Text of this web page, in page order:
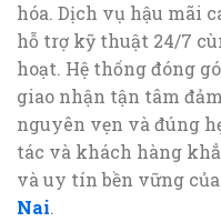
hóa. Dịch vụ hậu mãi
hỗ trợ kỹ thuật 24/7
hoạt. Hệ thống đóng
giao nhận tận tâm
nguyên vẹn và đúng
tác và khách hàng
và uy tín bền vững của
Nai.